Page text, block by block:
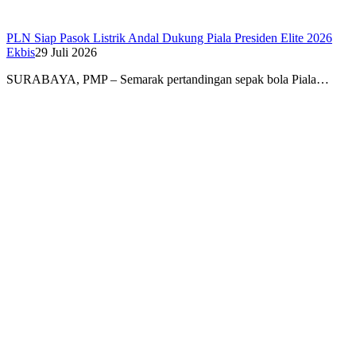
PLN Siap Pasok Listrik Andal Dukung Piala Presiden Elite 2026
Ekbis29 Juli 2026
SURABAYA, PMP – Semarak pertandingan sepak bola Piala…